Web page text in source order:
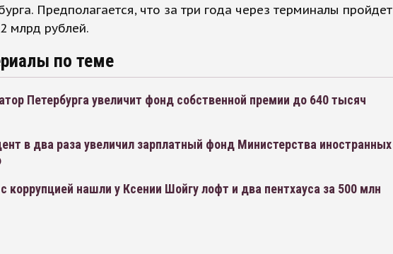
Предполагается, что за три года через терминалы пройдет
млрд рублей.
по теме
Петербурга увеличит фонд собственной премии до 640 тысяч
в два раза увеличил зарплатный фонд Министерства иностранных
коррупцией нашли у Ксении Шойгу лофт и два пентхауса за 500 млн